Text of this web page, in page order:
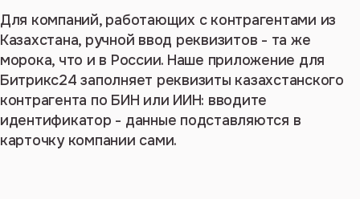
Для компаний, работающих с контрагентами из
Казахстана, ручной ввод реквизитов - та же
морока, что и в России. Наше приложение для
Битрикс24 заполняет реквизиты казахстанского
контрагента по БИН или ИИН: вводите
идентификатор - данные подставляются в
карточку компании сами.